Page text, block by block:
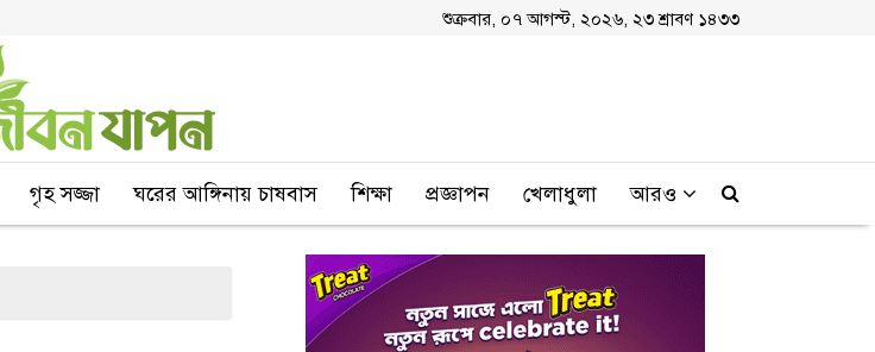
শুক্রবার, ০৭ আগস্ট, ২০২৬, ২৩ শ্রাবণ ১৪৩৩
গৃহ সজ্জা ঘরের আঙ্গিনায় চাষবাস শিক্ষা প্রজ্ঞাপন খেলাধুলা আরও